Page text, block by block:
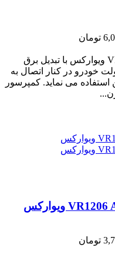
پمپ باد فندکی دو سیلندر VR1207 ACT ویوارکس با تبدیل برق
با قابلیت استفاده از نیروی 12 ولت خودرو در کنار اتصال به
می نماید. کمپرسور